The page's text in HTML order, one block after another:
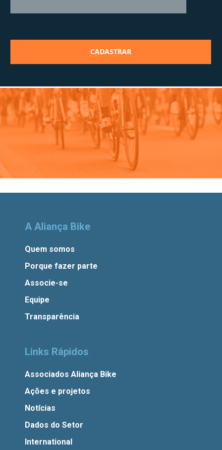
A Aliança Bike
Quem somos
Porque fazer parte
Associe-se
Equipe
Transparência
Links Rápidos
Associados Aliança Bike
Ações e projetos
Notícias
Dados do Setor
International